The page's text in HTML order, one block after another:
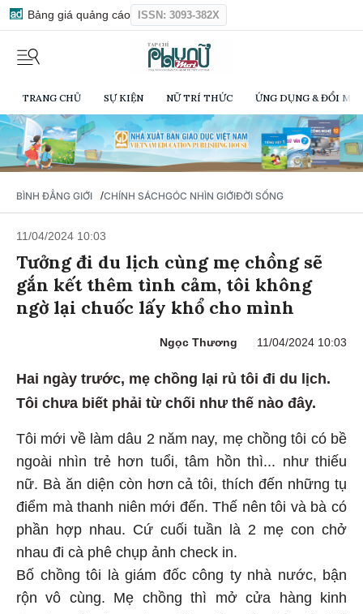
Bảng giá quảng cáo ISSN: 3093-382X
TRANG CHỦ SỰ KIỆN NỮ TRÍ THỨC ỨNG DỤNG & ĐỔI
BÌNH ĐẲNG GIỚI /CHÍNH SÁCHGÓC NHÌN GIỚIĐỜI SỐNG
11/04/2024 10:03
Tưởng đi du lịch cùng mẹ chồng sẽ
gắn kết thêm tình cảm, tôi không
ngờ lại chuốc lấy khổ cho mình
Ngọc Thương 11/04/2024 10:03
Hai ngày trước, mẹ chồng lại rủ tôi đi du lịch.
Tôi chưa biết phải từ chối như thế nào đây.
Tôi mới về làm dâu 2 năm nay, mẹ chồng tôi có bề
ngoài nhìn trẻ hơn tuổi, tâm hồn thì... như thiếu
nữ. Bà ăn diện còn hơn cả tôi, thích đến những tụ
điểm mà thanh niên mới đến. Thế nên tôi và bà có
phần hợp nhau. Cứ cuối tuần là 2 mẹ con chở
nhau đi cà phê chụp ảnh check in.
Bố chồng tôi là giám đốc công ty nhà nước, bận
rộn vô cùng. Mẹ chồng thì mở cửa hàng kinh